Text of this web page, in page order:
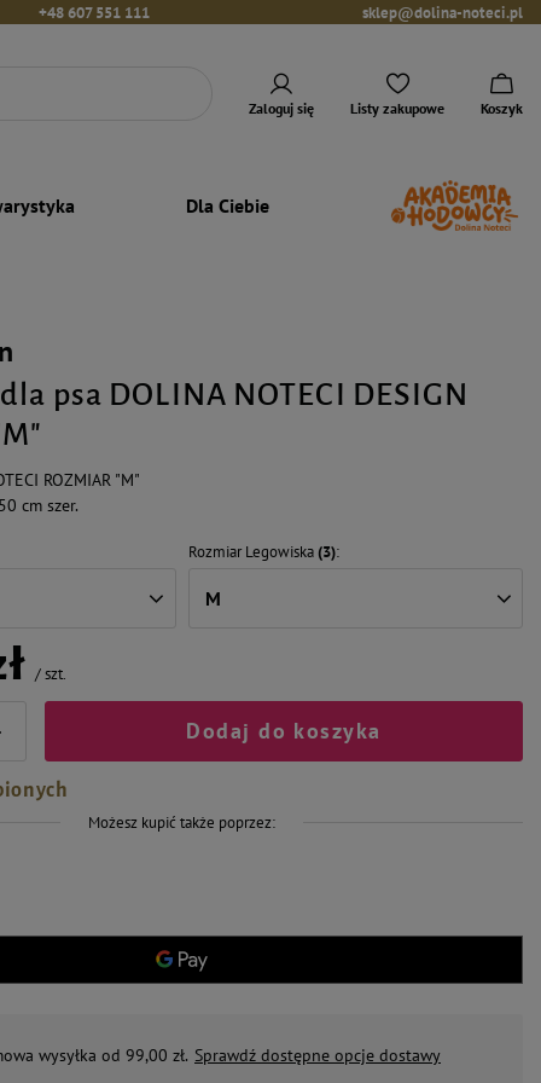
+48 607 551 111 sklep@dolina-noteci.pl
Zaloguj się Listy zakupowe Koszyk
Dla Ciebie
psa DOLINA NOTECI DESIGN
ROZMIAR "M"
cm szer.
Rozmiar Legowiska(3)
M
/szt.
Dodaj do koszyka
Możesz kupić także poprzez:
wysyłka od 99,00 zł. Sprawdź dostępne opcje dostawy